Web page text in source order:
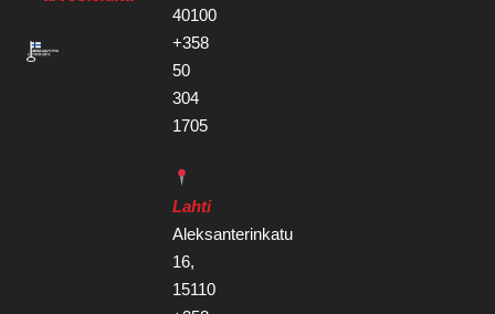
40100
+358
50
304
1705
Lahti
Aleksanterinkatu
16,
15110